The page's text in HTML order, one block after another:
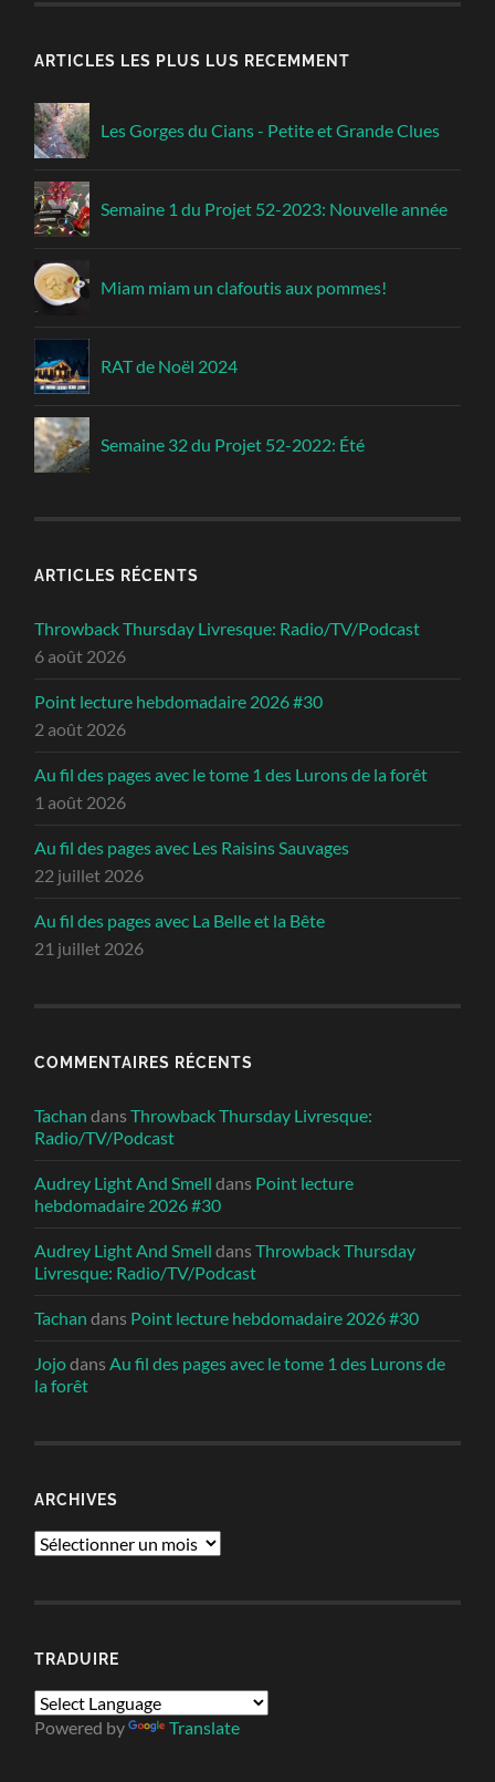
ARTICLES LES PLUS LUS RECEMMENT
Les Gorges du Cians - Petite et Grande Clues
Semaine 1 du Projet 52-2023: Nouvelle année
Miam miam un clafoutis aux pommes!
RAT de Noël 2024
Semaine 32 du Projet 52-2022: Été
ARTICLES RÉCENTS
Throwback Thursday Livresque: Radio/TV/Podcast
6 août 2026
Point lecture hebdomadaire 2026 #30
2 août 2026
Au fil des pages avec le tome 1 des Lurons de la forêt
1 août 2026
Au fil des pages avec Les Raisins Sauvages
22 juillet 2026
Au fil des pages avec La Belle et la Bête
21 juillet 2026
COMMENTAIRES RÉCENTS
Tachan dansThrowback Thursday Livresque:
Radio/TV/Podcast
Audrey Light And Smell dans Point lecture
hebdomadaire 2026 #30
Audrey Light And Smell dansThrowback Thursday
Livresque: Radio/TV/Podcast
Tachan dans Point lecture hebdomadaire 2026 #30
JojodansAu fil des pages avec le tome 1 des Lurons de
la forêt
ARCHIVES
Archives
TRADUIRE
Powered by Translate